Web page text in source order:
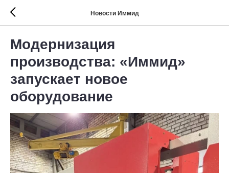
Новости Иммид
Модернизация
производства: «Иммид»
запускает новое
оборудование